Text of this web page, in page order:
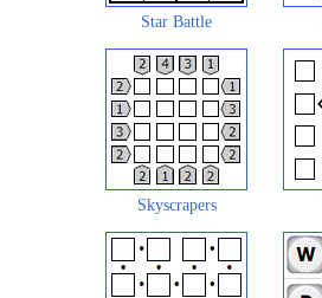
Star Battle
Skyscrapers